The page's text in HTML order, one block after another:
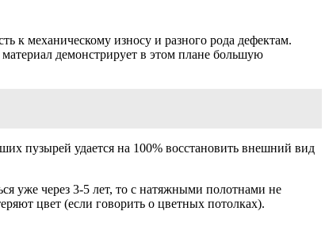
к механическому износу и разного рода дефектам.
демонстрирует в этом плане большую
пузырей удается на 100% восстановить внешний вид
уже через 3-5 лет, то с натяжными полотнами не
цвет (если говорить о цветных потолках).